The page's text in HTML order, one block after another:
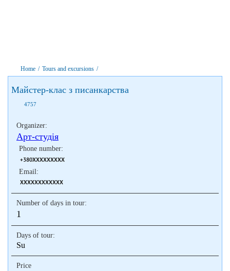
Home / Tours and excursions /
Майстер-клас з писанкарства
4757
Organizer:
Арт-студія
Phone number:
+380XXXXXXXXX
Email:
XXXXXXXXXXXX
Number of days in tour:
1
Days of tour:
Su
Price